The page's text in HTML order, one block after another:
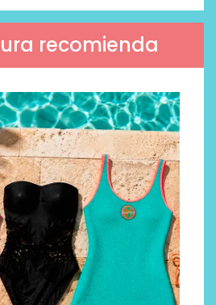
recomienda